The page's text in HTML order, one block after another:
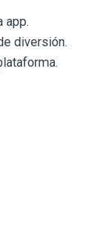
app.
diversión.